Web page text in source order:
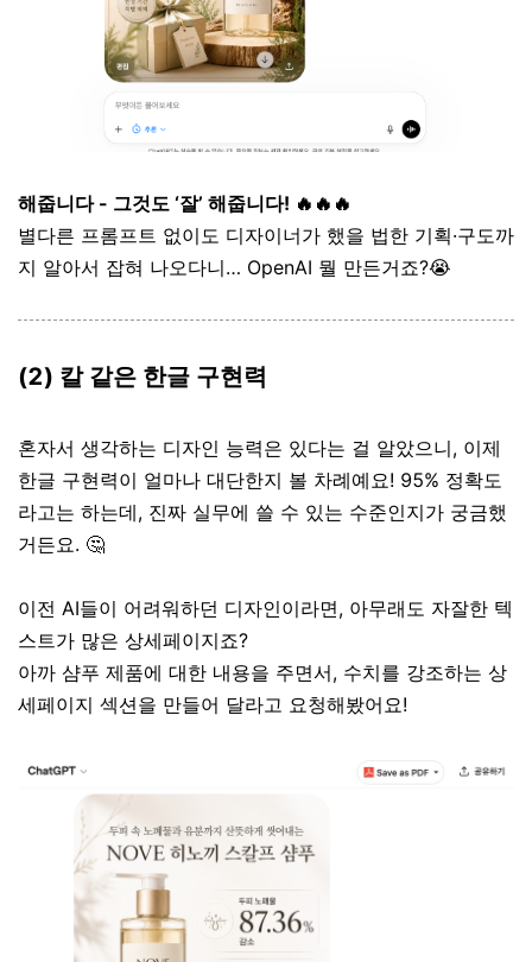
해줍니다 - 그것도 ‘잘’ 해줍니다! 🔥🔥🔥
별다른 프롬프트 없이도 디자이너가 했을 법한 기획·구도까
지 알아서 잡혀 나오다니… OpenAI 뭘 만든거죠?😭
(2) 칼 같은 한글 구현력
혼자서 생각하는 디자인 능력은 있다는 걸 알았으니, 이제
한글 구현력이 얼마나 대단한지 볼 차례예요! 95% 정확도
라고는 하는데, 진짜 실무에 쓸 수 있는 수준인지가 궁금했
거든요. 🤔
이전 AI들이 어려워하던 디자인이라면, 아무래도 자잘한 텍
스트가 많은 상세페이지죠?
아까 샴푸 제품에 대한 내용을 주면서, 수치를 강조하는 상
세페이지 섹션을 만들어 달라고 요청해봤어요!